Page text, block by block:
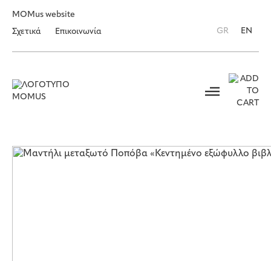
MOMus website
Σχετικά
Επικοινωνία GR EN